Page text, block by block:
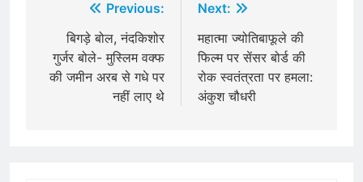
navigation
Previous:
बिगड़े बोल, नंदकिशोर
गुर्जर बोले- मु​​स्लिम वक्फ
की जमीन अरब से गधे पर
नहीं लाए थे
Next:
महात्मा ज्योतिबाफूले की
फिल्म पर सेंसर बोर्ड की
रोक स्वतंत्रता पर हमला:
अंकुश चौधरी